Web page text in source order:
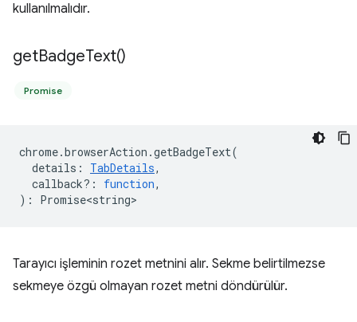
kullanılmalıdır.
getBadgeText()
Promise
chrome.browserAction .getBadgeText(
details : TabDetails,
callback? : function,
) : Promise<string>
Tarayıcı işleminin rozet metnini alır. Sekme belirtilmezse
sekmeye özgü olmayan rozet metni döndürülür.